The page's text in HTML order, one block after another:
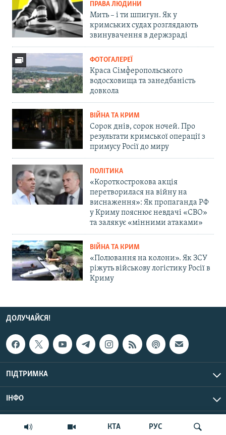
КТА РУС
ПРАВА ЛЮДИНИ
Мить – і ти шпигун. Як у
кримських судах розглядають
звинувачення в держзраді
ФОТОГАЛЕРЕЇ
Краса Сімферопольського
водосховища та занедбаність
довкола
ВІЙНА ТА КРИМ
Сорок днів, сорок ночей. Про
результати кримської операції з
примусу Росії до миру
ПОЛІТИКА
«Короткострокова акція
перетворилася на війну на
виснаження»: Як пропаганда РФ
у Криму пояснює невдачі «СВО»
та залякує «мінними атаками»
ВІЙНА ТА КРИМ
«Полювання на колони». Як ЗСУ
ріжуть військову логістику Росії в
Криму
ДОЛУЧАЙСЯ!
ПІДТРИМКА
ІНФО
© Крим.Реалії, 2026 | Усі права застережено.